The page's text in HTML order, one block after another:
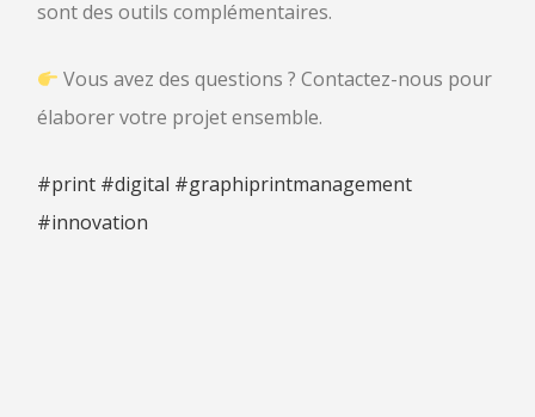
sont des outils complémentaires.
Vous avez des questions ? Contactez-nous pour
élaborer votre projet ensemble.
#print #digital #graphiprintmanagement
#innovation